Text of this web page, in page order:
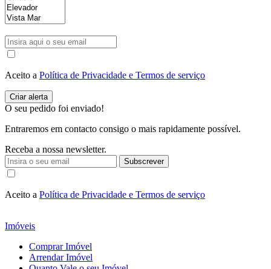
Aceito a Política de Privacidade e Termos de serviço
O seu pedido foi enviado!
Entraremos em contacto consigo o mais rapidamente possível.
Receba a nossa newsletter.
Subscrever
Aceito a Política de Privacidade e Termos de serviço
Imóveis
Comprar Imóvel
Arrendar Imóvel